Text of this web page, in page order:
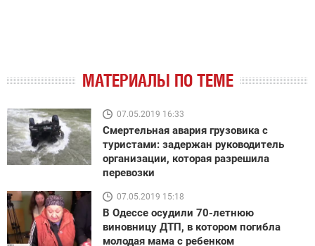
МАТЕРИАЛЫ ПО ТЕМЕ
07.05.2019 16:33
Смертельная авария грузовика с
туристами: задержан руководитель
организации, которая разрешила
перевозки
07.05.2019 15:18
В Одессе осудили 70-летнюю
виновницу ДТП, в котором погибла
молодая мама с ребенком